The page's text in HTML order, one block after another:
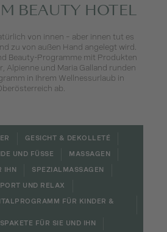
BEAUTY HOTEL
von innen – aber innen tut es
zu von außen Hand angelegt wird.
Beauty-Programme mit Produkten
Alpienne und Maria Galland runden
in Ihrem Wellnessurlaub in
ab.
GESICHT & DEKOLLETÉ
UND FÜSSE
MASSAGEN
IHN
SPEZIALMASSAGEN
UND RELAX
FÜR KINDER &
FÜR SIE UND IHN